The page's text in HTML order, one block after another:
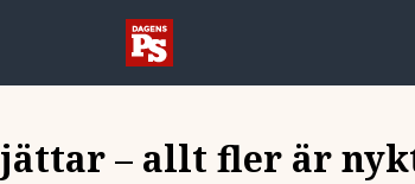
– allt fler är